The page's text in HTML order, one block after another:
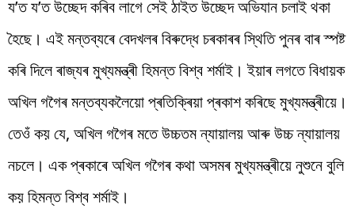
য’ত য’ত উচ্ছেদ কৰিব লাগে সেই ঠাইত উচ্ছেদ অভিযান চলাই থকা
হৈছে। এই মন্তব্যৰে বেদখলৰ বিৰুদ্ধে চৰকাৰৰ স্থিতি পুনৰ বাৰ স্পষ্ট
কৰি দিলে ৰাজ্যৰ মুখ্যমন্ত্ৰী হিমন্ত বিশ্ব শৰ্মাই। ইয়াৰ লগতে বিধায়ক
অখিল গগৈৰ মন্তব্যকলৈয়ো প্ৰতিক্ৰিয়া প্ৰকাশ কৰিছে মুখ্যমন্ত্ৰীয়ে।
তেওঁ কয় যে, অখিল গগৈৰ মতে উচ্চতম ন্যায়ালয় আৰু উচ্চ ন্যায়ালয়
নচলে। এক প্ৰকাৰে অখিল গগৈৰ কথা অসমৰ মুখ্যমন্ত্ৰীয়ে নুশুনে বুলি
কয় হিমন্ত বিশ্ব শৰ্মাই।